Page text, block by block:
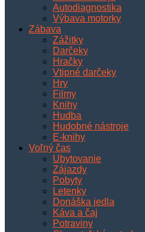
Autodiagnostika
Výbava motorky
Zábava
Zážitky
Darčeky
Hračky
Vtipné darčeky
Hry
Filmy
Knihy
Hudba
Hudobné nástroje
E-knihy
Voľný čas
Ubytovanie
Zájazdy
Pobyty
Letenky
Donáška jedla
Káva a čaj
Potraviny